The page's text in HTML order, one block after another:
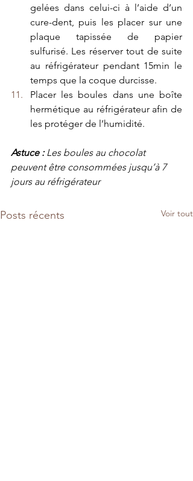
gelées dans celui-ci à l’aide d’un
cure-dent, puis les placer sur une
plaque tapissée de papier
sulfurisé. Les réserver tout de suite
au réfrigérateur pendant 15min le
temps que la coque durcisse.
Placer les boules dans une boîte
hermétique au réfrigérateur afin de
les protéger de l’humidité.
Astuce : Les boules au chocolat
peuvent être consommées jusqu’à 7
jours au réfrigérateur
Posts récents Voir tout